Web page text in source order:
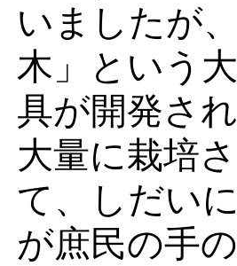
いましたが
木」という
具が開発さ
大量に栽培
て、しだい
が庶民の手